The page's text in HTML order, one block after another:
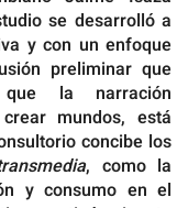
se desarrolló a
y con un enfoque
preliminar que
la narración
mundos, está
concibe los
, como la
y consumo en el